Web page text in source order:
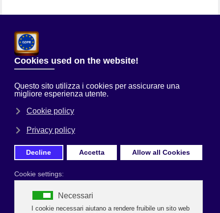
Chi Siamo
Sei qui:Home Uncategorised
Prima Pagina
GESTIRE LA COMUNICAZIONE IN SMART